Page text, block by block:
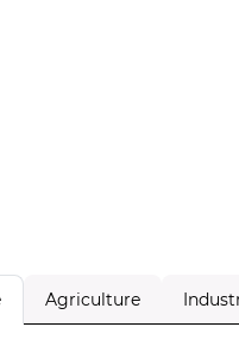
Agriculture